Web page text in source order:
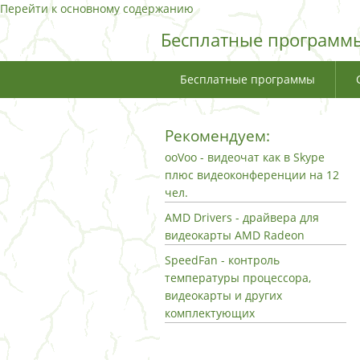
Перейти к основному содержанию
Бесплатные
Бесплатные программы
Рекомендуем:
ooVoo - видеочат как в Skype
плюс видеоконференции на 12
чел.
AMD Drivers - драйвера для
видеокарты AMD Radeon
SpeedFan - контроль
температуры процессора,
видеокарты и других
комплектующих